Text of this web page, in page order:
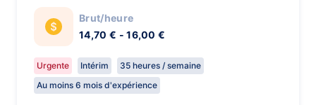
Brut/heure
14,70 € - 16,00 €
Urgente Intérim
35 heures / semaine
Au moins 6 mois d'expérience